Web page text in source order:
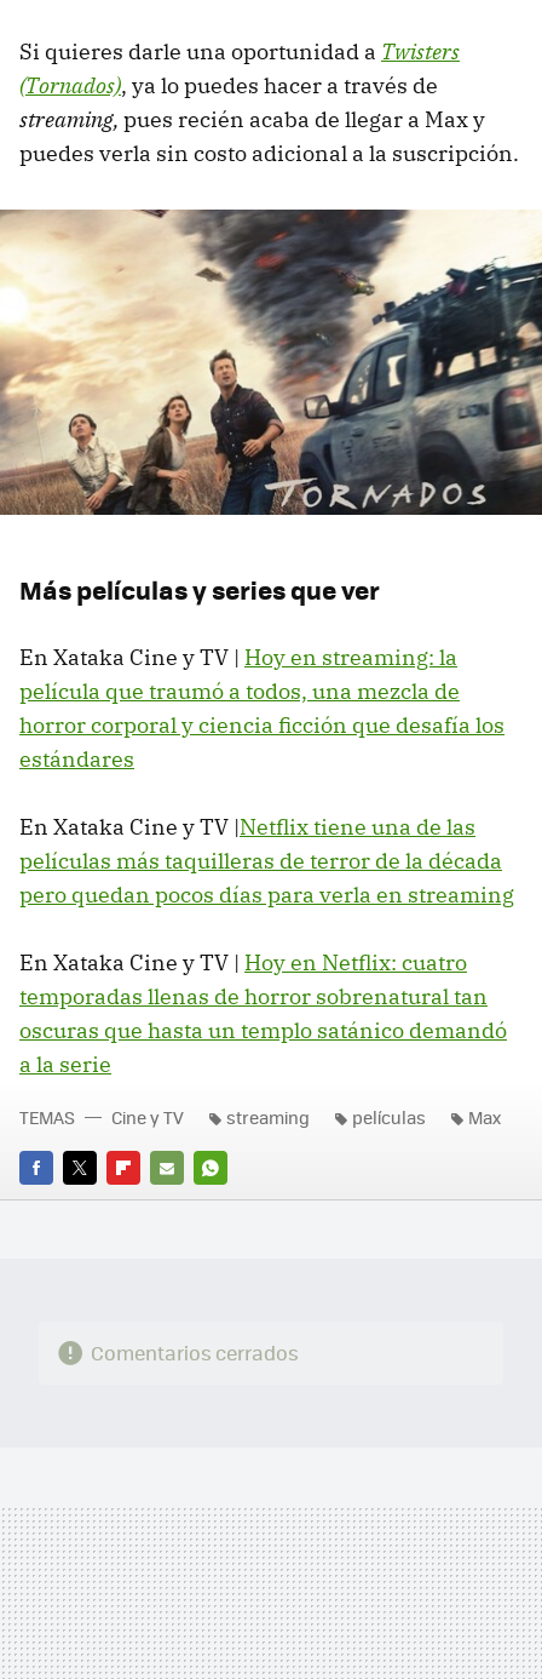
Si quieres darle una oportunidad a Twisters
(Tornados), ya lo puedes hacer a través de
streaming, pues recién acaba de llegar a Max y
puedes verla sin costo adicional a la suscripción.
Más películas y series que ver
En Xataka Cine y TV | Hoy en streaming: la
película que traumó a todos, una mezcla de
horror corporal y ciencia ficción que desafía los
estándares
En Xataka Cine y TV |Netflix tiene una de las
películas más taquilleras de terror de la década
pero quedan pocos días para verla en streaming
En Xataka Cine y TV | Hoy en Netflix: cuatro
temporadas llenas de horror sobrenatural tan
oscuras que hasta un templo satánico demandó
a la serie
FACEBOOK
TWITTERFLIPBOARD
E-
WHATSAPP
TEMAS Cine y TV streaming películas Max
Comentarios cerrados